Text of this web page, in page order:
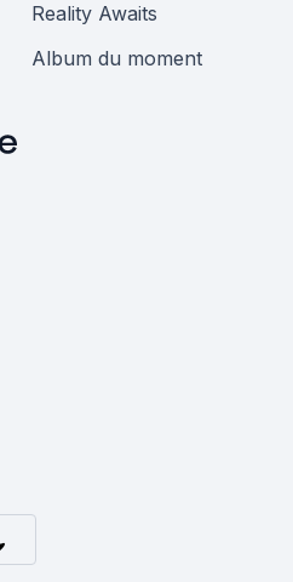
Reality Awaits
Album du moment